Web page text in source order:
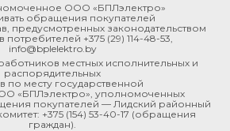
ООО «БПЛэлектро»
обращения покупателей
предусмотренных законодательством
потребителей +375 (29) 114-48-53
info@bplelektro.by
местных исполнительных и
распорядительных
по месту государственной
«БПЛэлектро», уполномоченных
покупателей — Лидский районный
+375 (154) 53-40-17 (обращения
граждан).